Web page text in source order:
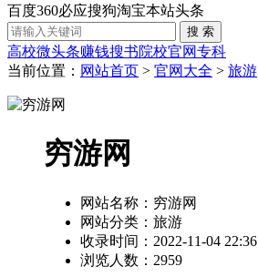
百度360必应搜狗淘宝本站头条
高校微头条赚钱搜书院校官网专科
当前位置： 网站首页 > 官网大全 > 旅游
穷游网
网站名称： 穷游网
网站分类： 旅游
收录时间： 2022-11-04 22:36
浏览人数： 2959